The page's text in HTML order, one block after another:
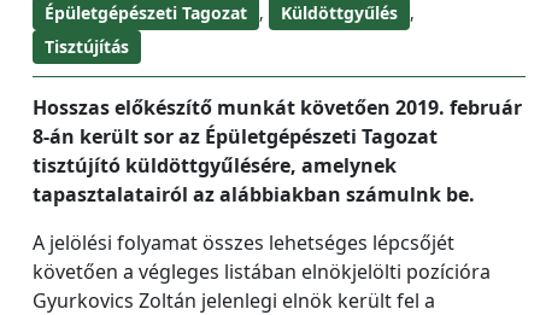
Épületgépészeti Tagozat , Küldöttgyűlés ,
Tisztújítás
Hosszas előkészítő munkát követően 2019. február
8-án került sor az Épületgépészeti Tagozat
tisztújító küldöttgyűlésére, amelynek
tapasztalatairól az alábbiakban számulnk be.
A jelölési folyamat összes lehetséges lépcsőjét
követően a végleges listában elnökjelölti pozícióra
Gyurkovics Zoltán jelenlegi elnök került fel a